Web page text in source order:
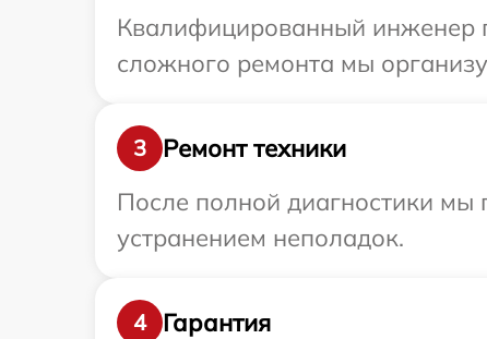
Квалифицированный инженер
сложного ремонта мы
3
Ремонт техники
После полной диагностики мы
устранением неполадок.
4
Гарантия